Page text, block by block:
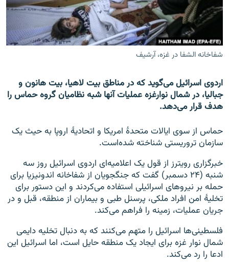
تماس
صفحه پشتو
Azadi English
به ما بپیوندید
همۀ سایت‌های رادیو آزادی/ رادیو اروپای آزاد
شفاخانه الشفا در غزه، آرشیف
اردوی اسرائیل می‌گوید که در مناطق بیت لاهیا، بیت هانون و
جبالیا، در شمال نوارغزه عملیات آنها شبه نظامیان گروه حماس را
هدف قرار می‌دهد.
حماس از سوی ایالات متحدۀ امریکا و اتحادیۀ اروپا به حیث یک
سازمان تروریستی شناخته شده‌است.
خبرگزاری رویترز از قول یک اعلامیه‌ای اردوی اسرائیل روز سه
شنبه (۲۴ دسمبر) گفت که جنگجویان از شفاخانه اندونیزیا برای
حمله بر نیروهای اسرائیلی استفاده می‌کردند و این دستور برای
تخلیۀ امن افراد ملکی، پرسنل طبی و بیماران از منطقه، قبل و در
جریان عملیات، زمینه را فراهم می‌کند.
فلسطینی‌ها اسرائیل را متهم می‌کنند که به دنبال تخلیه دایمی
شمال نوار غزه برای ایجاد یک منطقه حایل است، اما اسرائیل این
ادعا را رد می‌کند.